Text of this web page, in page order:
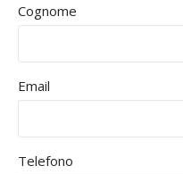
Cognome
Email
Telefono